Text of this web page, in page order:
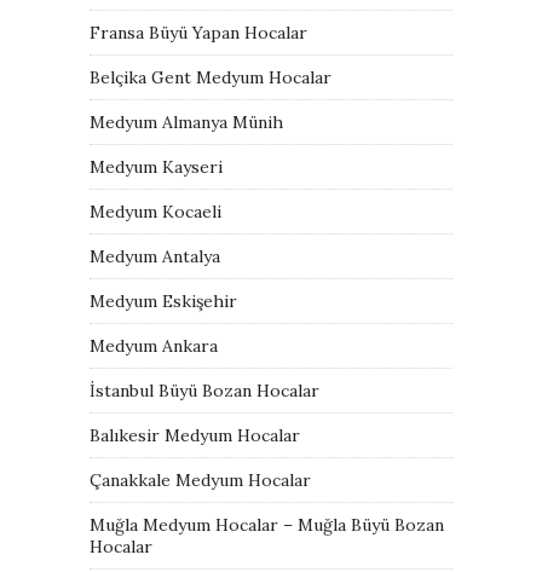
Fransa Büyü Yapan Hocalar
Belçika Gent Medyum Hocalar
Medyum Almanya Münih
Medyum Kayseri
Medyum Kocaeli
Medyum Antalya
Medyum Eskişehir
Medyum Ankara
İstanbul Büyü Bozan Hocalar
Balıkesir Medyum Hocalar
Çanakkale Medyum Hocalar
Muğla Medyum Hocalar – Muğla Büyü Bozan
Hocalar